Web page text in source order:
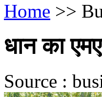
Home >>
धान का
Source :